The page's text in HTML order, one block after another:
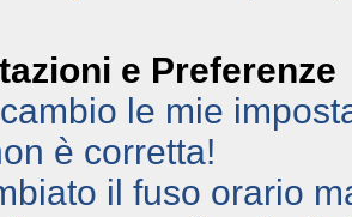
e Preferenze
le mie
è corretta!
il fuso orario